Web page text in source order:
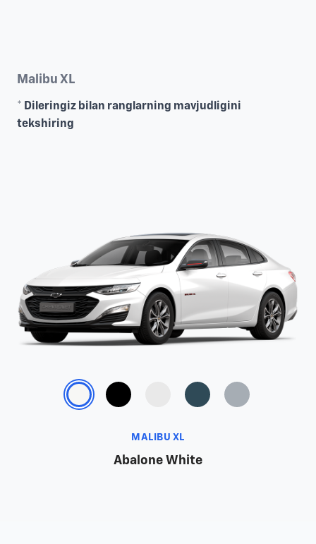
Malibu XL
* Dileringiz bilan ranglarning mavjudligini
tekshiring
MALIBU XL
Abalone White